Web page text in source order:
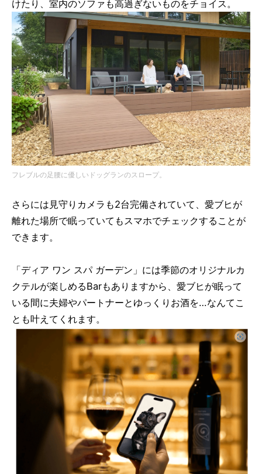
けたり、室内のソファも高過ぎないものをチョイス。
フレブルの足腰に優しいドッグランのスロープ。
さらには見守りカメラも2台完備されていて、愛ブヒが
離れた場所で眠っていてもスマホでチェックすることが
できます。
「ディア ワン スパ ガーデン」には季節のオリジナルカ
クテルが楽しめるBarもありますから、愛ブヒが眠って
いる間に夫婦やパートナーとゆっくりお酒を…なんてこ
とも叶えてくれます。